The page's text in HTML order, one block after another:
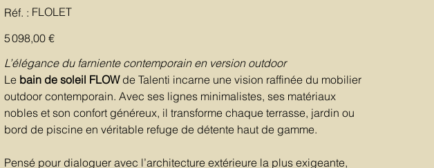
Réf. : SKU
FLOLET
FLOLET
Prix
5 098,00 €
L’élégance du farniente contemporain en version outdoor
Le bain de soleil FLOWde Talenti incarne une vision raffinée du mobilier
outdoor contemporain. Avec ses lignes minimalistes, ses matériaux
nobles et son confort généreux, il transforme chaque terrasse, jardin ou
bord de piscine en véritable refuge de détente haut de gamme.
Pensé pour dialoguer avec l’architecture extérieure la plus exigeante,